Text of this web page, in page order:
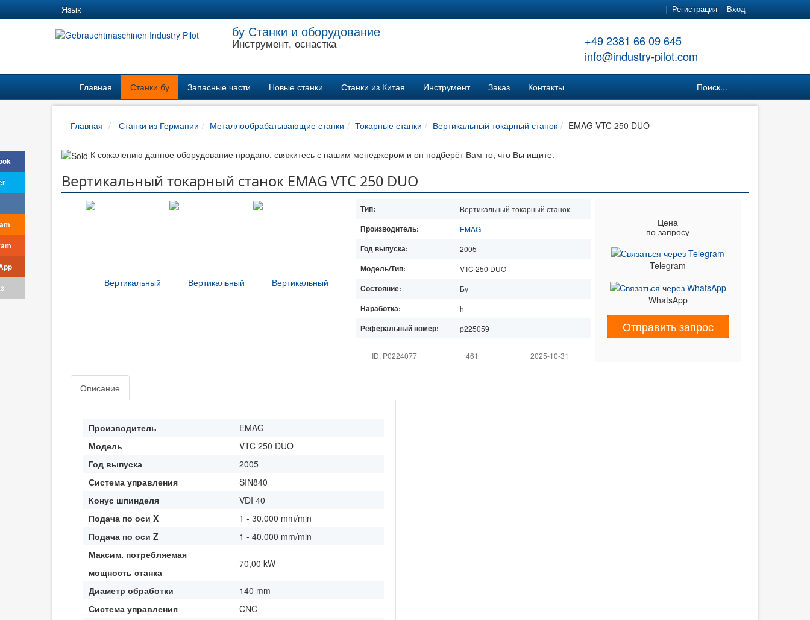
Язык Регистрация Вход
бу Станки и оборудование
Инструмент, оснастка
+49 2381 66 09 645
info@industry-pilot.com
Главная Станки бу Запасные части Новые станки Станки из Китая Инструмент Заказ Контакты Поиск...
Главная Станки из Германии Металлообрабатывающие станки Токарные станки Вертикальный токарный станок EMAG VTC 250 DUO
К сожалению данное оборудование продано, свяжитесь с нашим менеджером и он подберёт Вам то, что Вы ищите.
Вертикальный токарный станок EMAG VTC 250 DUO
Тип: Вертикальный токарный станок
Производитель: EMAG
Год выпуска: 2005
Модель/Тип: VTC 250 DUO
Состояние: Бу
Наработка: h
Реферальный номер: p225059
ID: P0224077 461 2025-10-31
Цена
по запросу
Telegram
WhatsApp
Отправить запрос
Описание
Производитель
EMAG
Модель
VTC 250 DUO
Год выпуска
2005
Система управления
SIN840
Конус шпинделя
VDI 40
Подача по оси X
1 - 30.000 mm/min
Подача по оси Z
1 - 40.000 mm/min
Максим. потребляемая
мощность станка
70,00 kW
Диаметр обработки
140 mm
Система управления
CNC